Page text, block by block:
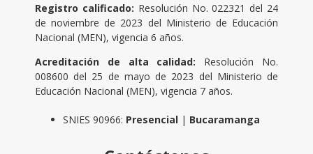
Registro calificado: Resolución No. 022321 del 24
de noviembre de 2023 del Ministerio de Educación
Nacional (MEN), vigencia 6 años.
Acreditación de alta calidad: Resolución No.
008600 del 25 de mayo de 2023 del Ministerio de
Educación Nacional (MEN), vigencia 7 años.
SNIES 90966: Presencial | Bucaramanga